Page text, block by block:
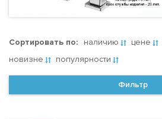
Сортировать по: наличию цене
новизне
популярности
Фильтр